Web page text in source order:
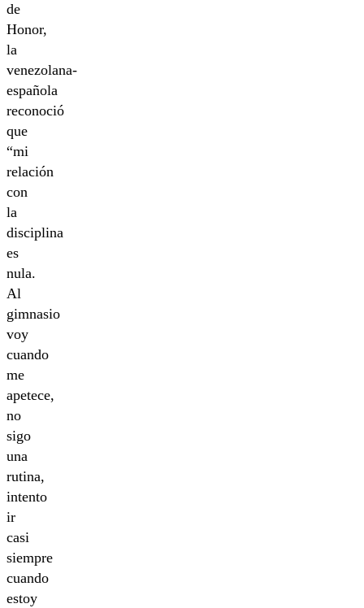
de
Honor,
la
venezolana-
española
reconoció
que
“mi
relación
con
la
disciplina
es
nula.
Al
gimnasio
voy
cuando
me
apetece,
no
sigo
una
rutina,
intento
ir
casi
siempre
cuando
estoy